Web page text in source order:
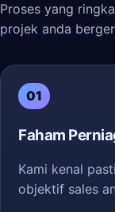
Proses yang
projek anda
01
Faham
Kami kenal
objektif sales